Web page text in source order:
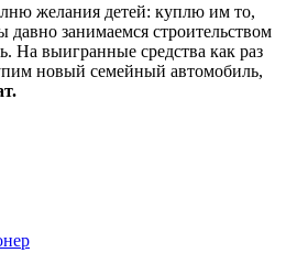
желания детей: куплю им то,
давно занимаемся строительством
На выигранные средства как раз
новый семейный автомобиль,